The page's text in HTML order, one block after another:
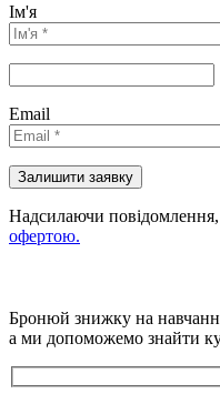
Ім'я
Email
Надсилаючи
офертою.
Бронюй знижку на
а ми допоможемо знайти